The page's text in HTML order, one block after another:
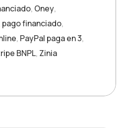
, Oney,
pago financiado,
, PayPal paga en 3,
BNPL, Zinia